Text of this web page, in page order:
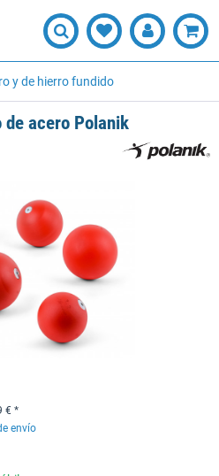
y de hierro fundido
de acero Polanik
€ *
envío